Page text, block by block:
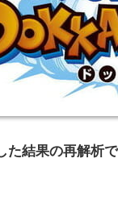
結果の再解析で